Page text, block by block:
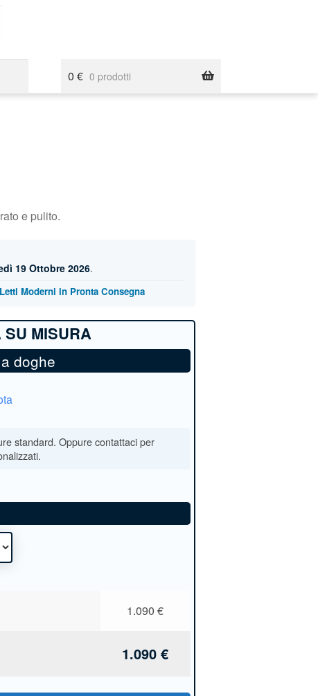
0 € 0 prodotti
e pulito.
19 Ottobre 2026.
Letti Moderni in Pronta Consegna
doghe
1.090€
1.090€